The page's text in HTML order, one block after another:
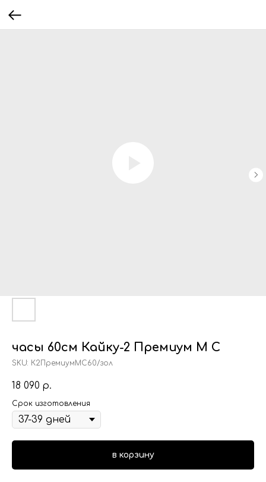
часы 60см Кайку-2 Премиум М С
SKU: К2ПремиумМС60/зол
18 090 р.
Срок изготовления
в корзину